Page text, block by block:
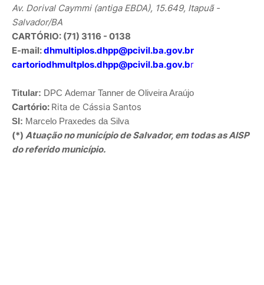
Av. Dorival Caymmi (antiga EBDA), 15.649, Itapuã -
Salvador/BA
CARTÓRIO: (71) 3116 - 0138
E-mail:dhmultiplos.dhpp@pcivil.ba.gov.br
cartoriodhmultplos.dhpp@pcivil.ba.gov.br
Titular: DPC Ademar Tanner de Oliveira Araújo
Cartório: Rita de Cássia Santos
SI: Marcelo Praxedes da Silva
(*) Atuação no município de Salvador, em todas as AISP
do referido município.